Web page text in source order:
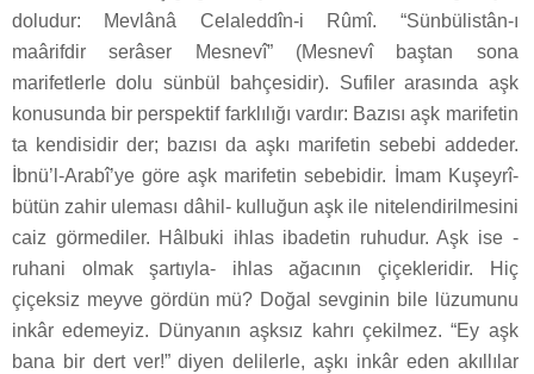
doludur: Mevlânâ Celaleddîn-i Rûmî. “Sünbülistân-ı
maârifdir serâser Mesnevî” (Mesnevî baştan sona
marifetlerle dolu sünbül bahçesidir). Sufiler arasında aşk
konusunda bir perspektif farklılığı vardır: Bazısı aşk marifetin
ta kendisidir der; bazısı da aşkı marifetin sebebi addeder.
İbnü’l-Arabî’ye göre aşk marifetin sebebidir. İmam Kuşeyrî-
bütün zahir uleması dâhil- kulluğun aşk ile nitelendirilmesini
caiz görmediler. Hâlbuki ihlas ibadetin ruhudur. Aşk ise -
ruhani olmak şartıyla- ihlas ağacının çiçekleridir. Hiç
çiçeksiz meyve gördün mü? Doğal sevginin bile lüzumunu
inkâr edemeyiz. Dünyanın aşksız kahrı çekilmez. “Ey aşk
bana bir dert ver!” diyen delilerle, aşkı inkâr eden akıllılar